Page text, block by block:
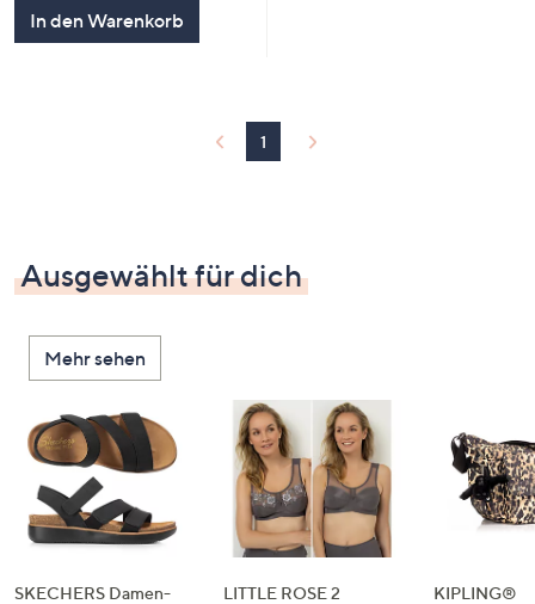
In den Warenkorb
1
Ausgewählt für dich
Mehr sehen
SKECHERS Damen-
LITTLE ROSE 2
KIPLING®